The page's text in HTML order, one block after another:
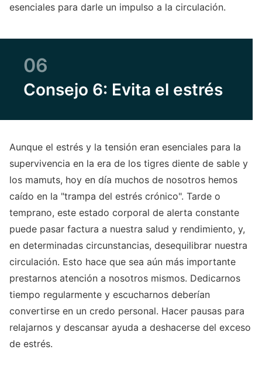
esenciales para darle un impulso a la circulación.
06
Consejo 6: Evita el estrés
Aunque el estrés y la tensión eran esenciales para la
supervivencia en la era de los tigres diente de sable y
los mamuts, hoy en día muchos de nosotros hemos
caído en la "trampa del estrés crónico". Tarde o
temprano, este estado corporal de alerta constante
puede pasar factura a nuestra salud y rendimiento, y,
en determinadas circunstancias, desequilibrar nuestra
circulación. Esto hace que sea aún más importante
prestarnos atención a nosotros mismos. Dedicarnos
tiempo regularmente y escucharnos deberían
convertirse en un credo personal. Hacer pausas para
relajarnos y descansar ayuda a deshacerse del exceso
de estrés.